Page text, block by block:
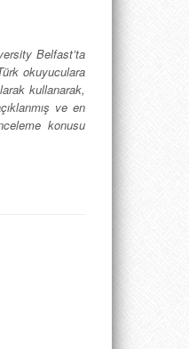
Belfast’ta
okuyuculara
kullanarak,
ve en
konusu